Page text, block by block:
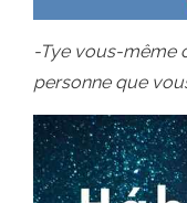
-Tye vous-même
personne que